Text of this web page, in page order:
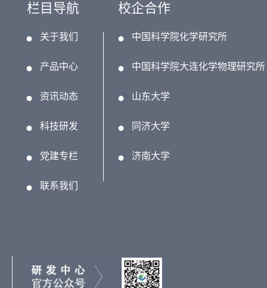
栏目导航
关于我们
产品中心
资讯动态
科技研发
党建专栏
联系我们
校企合作
中国科学院化学研究所
中国科学院大连化学物理研究所
山东大学
同济大学
济南大学